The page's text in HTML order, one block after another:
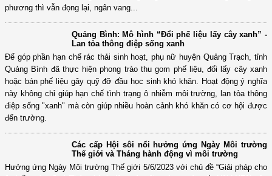
Hội thi Dân vũ và Thể dục thể thao phụ nữ toàn quốc năm 2023 đã khép
như cảm xúc, ấn tượng tốt đẹp trong lòng các đại biểu Trung ương, địa
phương thì vẫn đọng lại, ngân vang...
Quảng Bình: Mô hình “Đổi phế liệu lấy cây xanh” -
Lan tỏa thông điệp sống xanh
Để góp phần hạn chế rác thải sinh hoạt, phụ nữ huyện Quảng Trạch, tỉnh
Quảng Bình đã thực hiện phong trào thu gom phế liệu, đổi lấy cây xanh
hoặc bán phế liệu gây quỹ đỡ đầu học sinh khó khăn. Hoạt động ý nghĩa
điệp sống "xanh" mà còn giúp nhiều hoàn cảnh khó khăn có cơ hội được